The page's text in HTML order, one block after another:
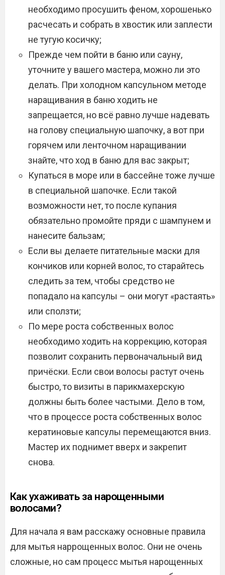
необходимо просушить феном, хорошенько
расчесать и собрать в хвостик или заплести
не тугую косичку;
Прежде чем пойти в баню или сауну,
уточните у вашего мастера, можно ли это
делать. При холодном капсульном методе
наращивания в баню ходить не
запрещается, но всё равно лучше надевать
на голову специальную шапочку, а вот при
горячем или ленточном наращивании
знайте, что ход в баню для вас закрыт;
Купаться в море или в бассейне тоже лучше
в специальной шапочке. Если такой
возможности нет, то после купания
обязательно промойте пряди с шампунем и
нанесите бальзам;
Если вы делаете питательные маски для
кончиков или корней волос, то старайтесь
следить за тем, чтобы средство не
попадало на капсулы – они могут «растаять»
или сползти;
По мере роста собственных волос
необходимо ходить на коррекцию, которая
позволит сохранить первоначальный вид
причёски. Если свои волосы растут очень
быстро, то визиты в парикмахерскую
должны быть более частыми. Дело в том,
что в процессе роста собственных волос
кератиновые капсулы перемещаются вниз.
Мастер их поднимет вверх и закрепит
снова.
Как ухаживать за нарощенными
волосами?
Для начала я вам расскажу основные правила
для мытья наррощенных волос. Они не очень
сложные, но сам процесс мытья нарощенных